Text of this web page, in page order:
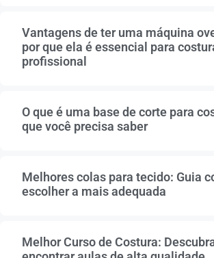
Vantagens de ter uma máquina
por que ela é essencial para
profissional
O que é uma base de corte para
que você precisa saber
Melhores colas para tecido: Guia
escolher a mais adequada
Melhor Curso de Costura: